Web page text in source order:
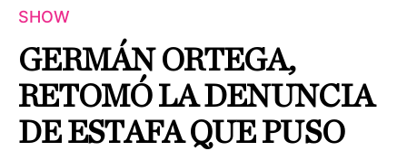
SHOW
GERMÁN ORTEGA,
RETOMÓ LA DENUNCIA
DE ESTAFA QUE PUSO